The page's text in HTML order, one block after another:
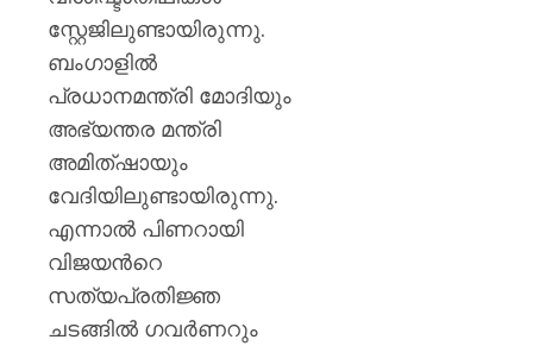
സ്റ്റേജിലുണ്ടായിരുന്നു.
ബംഗാളില്‍
പ്രധാനമന്ത്രി മോദിയും
അഭ്യന്തര മന്ത്രി
അമിത്ഷായും
വേദിയിലുണ്ടായിരുന്നു.
എന്നാല്‍ പിണറായി
വിജയന്‍റെ
സത്യപ്രതിജ്ഞ
ചടങ്ങില്‍ ഗവര്‍ണറും